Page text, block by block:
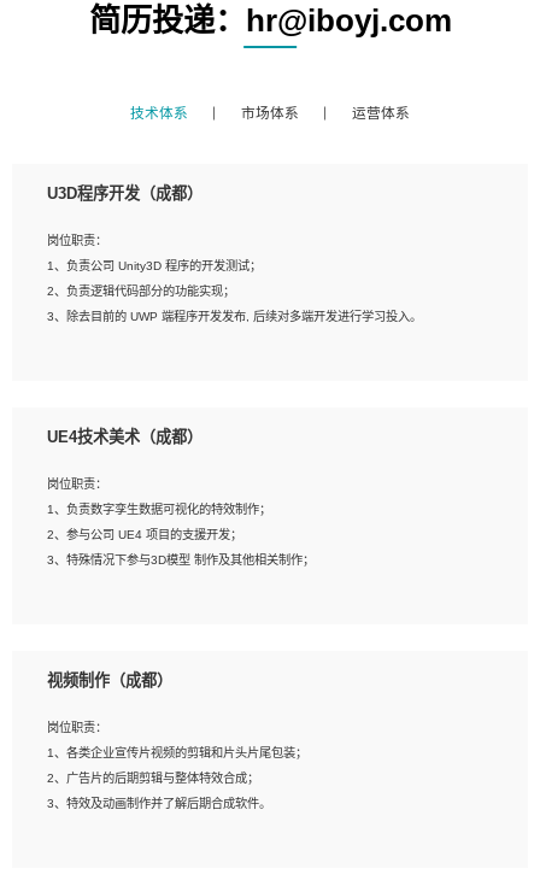
简历投递：hr@iboyj.com
技术体系 市场体系 运营体系
U3D程序开发（成都）
岗位职责：
1、负责公司 Unity3D 程序的开发测试；
2、负责逻辑代码部分的功能实现；
3、除去目前的 UWP 端程序开发发布, 后续对多端开发进行学习投入。
2、熟练掌握 Unity3D 程序开发，精通 C# 语言开发；
4、有良好的沟通能力和团队合作意识；
5、开发过 HoloLens 程序者优先。
UE4技术美术（成都）
岗位职责：
1、负责数字孪生数据可视化的特效制作；
2、参与公司 UE4 项目的支援开发；
3、特殊情况下参与3D模型 制作及其他相关制作；
上；
3、想象力丰富, 有一定的艺术审美深度；
4、有良好的场景特效搭建功底；
5、熟悉 3Ds Max 或者 Maya；
6、有良好的沟通能力和团队合作意识；
视频制作（成都）
岗位职责：
1、各类企业宣传片视频的剪辑和片头片尾包装；
2、广告片的后期剪辑与整体特效合成；
3、特效及动画制作并了解后期合成软件。